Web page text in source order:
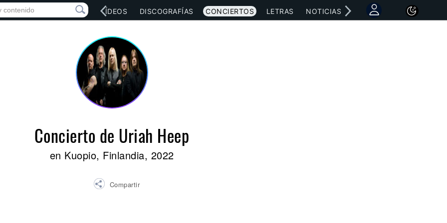
RED SOCIAL MÚSICA VÍDEOS DISCOGRAFÍAS CONCIERTOS LETRAS NOTICIAS
Concierto de Uriah Heep
en Kuopio, Finlandia, 2022
Compartir